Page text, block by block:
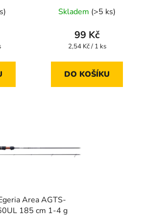
Skladem (>5 ks)
99 Kč
Měrná
2,54 Kč / 1 ks
DO KOŠÍKU
Area AGTS-
185 cm 1-4 g